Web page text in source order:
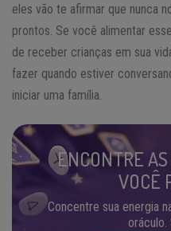
eles vão te afirmar que nunca
prontos. Se você alimentar
de receber crianças em sua
fazer quando estiver
iniciar uma família.
ENCONTRE
VOCÊ
Concentre sua energia
oráculo.